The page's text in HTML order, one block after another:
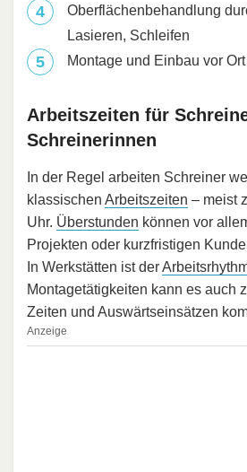
Oberflächenbehandlung
Lasieren, Schleifen
Montage und Einbau vor
Arbeitszeiten für
Schreinerinnen
In der Regel arbeiten Schreiner
klassischen Arbeitszeiten – meist
Uhr. Überstunden können vor
Projekten oder kurzfristigen
In Werkstätten ist der
Montagetätigkeiten kann es auch
Zeiten und Auswärtseinsätzen
Anzeige